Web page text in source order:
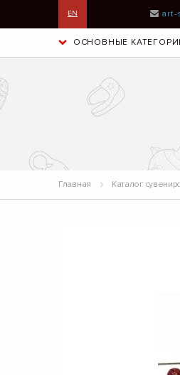
EN art-
ОСНОВНЫЕ
Главная Каталог